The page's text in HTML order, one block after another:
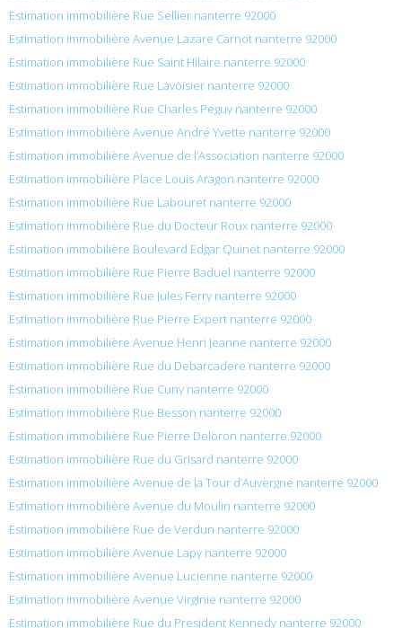
Estimation immobilière Rue Sellier nanterre 92000
Estimation immobilière Avenue Lazare Carnot nanterre 92000
Estimation immobilière Rue Saint Hilaire nanterre 92000
Estimation immobilière Rue Lavoisier nanterre 92000
Estimation immobilière Rue Charles Peguy nanterre 92000
Estimation immobilière Avenue André Yvette nanterre 92000
Estimation immobilière Avenue de l’Association nanterre 92000
Estimation immobilière Place Louis Aragon nanterre 92000
Estimation immobilière Rue Labouret nanterre 92000
Estimation immobilière Rue du Docteur Roux nanterre 92000
Estimation immobilière Boulevard Edgar Quinet nanterre 92000
Estimation immobilière Rue Pierre Baduel nanterre 92000
Estimation immobilière Rue Jules Ferry nanterre 92000
Estimation immobilière Rue Pierre Expert nanterre 92000
Estimation immobilière Avenue Henri Jeanne nanterre 92000
Estimation immobilière Rue du Debarcadere nanterre 92000
Estimation immobilière Rue Cuny nanterre 92000
Estimation immobilière Rue Besson nanterre 92000
Estimation immobilière Rue Pierre Deloron nanterre 92000
Estimation immobilière Rue du Grisard nanterre 92000
Estimation immobilière Avenue de la Tour d’Auvergne nanterre 92000
Estimation immobilière Avenue du Moulin nanterre 92000
Estimation immobilière Rue de Verdun nanterre 92000
Estimation immobilière Avenue Lapy nanterre 92000
Estimation immobilière Avenue Lucienne nanterre 92000
Estimation immobilière Avenue Virginie nanterre 92000
Estimation immobilière Rue du President Kennedy nanterre 92000